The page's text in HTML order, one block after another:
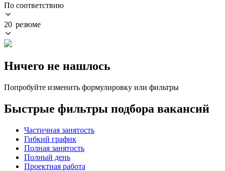
По соответствию
20 резюме
Ничего не нашлось
Попробуйте изменить формулировку или фильтры
Быстрые фильтры подбора вакансий
Частичная занятость
Гибкий график
Полная занятость
Полный день
Проектная работа